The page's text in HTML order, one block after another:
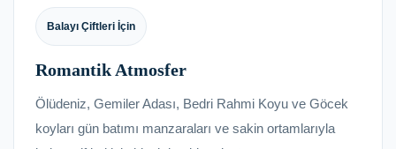
Balayı Çiftleri İçin
Romantik Atmosfer
Ölüdeniz, Gemiler Adası, Bedri Rahmi Koyu ve Göcek
koyları gün batımı manzaraları ve sakin ortamlarıyla